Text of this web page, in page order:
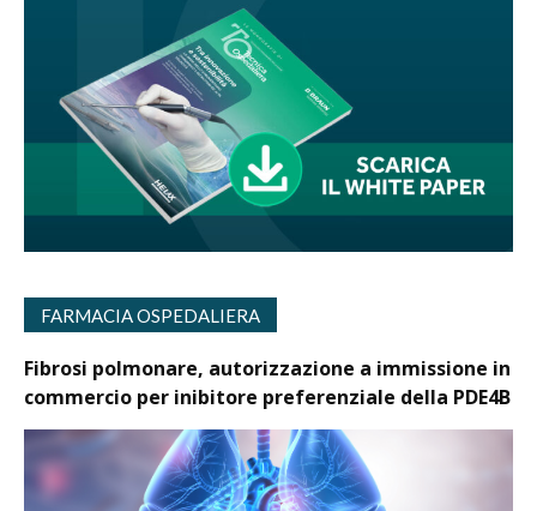
FARMACIA OSPEDALIERA
Fibrosi polmonare, autorizzazione a immissione in
commercio per inibitore preferenziale della PDE4B